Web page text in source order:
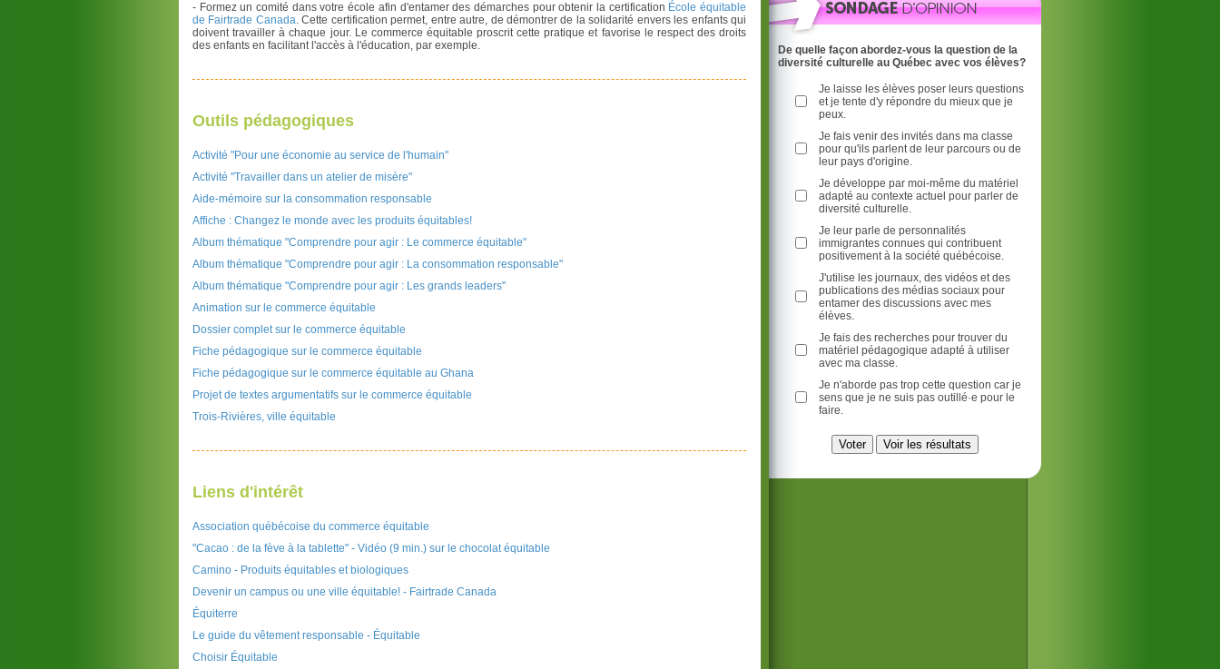
- Formez un comité dans votre école afin d'entamer des démarches pour obtenir la certification École équitable
de Fairtrade Canada. Cette certification permet, entre autre, de démontrer de la solidarité envers les enfants qui
doivent travailler à chaque jour. Le commerce équitable proscrit cette pratique et favorise le respect des droits
des enfants en facilitant l'accès à l'éducation, par exemple.
Outils pédagogiques
Activité "Pour une économie au service de l'humain"
Activité "Travailler dans un atelier de misère"
Aide-mémoire sur la consommation responsable
Affiche : Changez le monde avec les produits équitables!
Album thématique "Comprendre pour agir : Le commerce équitable"
Album thématique "Comprendre pour agir : La consommation responsable"
Album thématique "Comprendre pour agir : Les grands leaders"
Animation sur le commerce équitable
Dossier complet sur le commerce équitable
Fiche pédagogique sur le commerce équitable
Fiche pédagogique sur le commerce équitable au Ghana
Projet de textes argumentatifs sur le commerce équitable
Trois-Rivières, ville équitable
Liens d'intérêt
Association québécoise du commerce équitable
"Cacao : de la fève à la tablette" - Vidéo (9 min.) sur le chocolat équitable
Camino - Produits équitables et biologiques
Devenir un campus ou une ville équitable! - Fairtrade Canada
Équiterre
Le guide du vêtement responsable - Équitable
Choisir Équitable
De quelle façon abordez-vous la question de la
diversité culturelle au Québec avec vos élèves?
Je laisse les élèves poser leurs questions
et je tente d'y répondre du mieux que je
peux.
Je fais venir des invités dans ma classe
pour qu'ils parlent de leur parcours ou de
leur pays d'origine.
Je développe par moi-même du matériel
adapté au contexte actuel pour parler de
diversité culturelle.
Je leur parle de personnalités
immigrantes connues qui contribuent
positivement à la société québécoise.
J'utilise les journaux, des vidéos et des
publications des médias sociaux pour
entamer des discussions avec mes
élèves.
Je fais des recherches pour trouver du
matériel pédagogique adapté à utiliser
avec ma classe.
Je n'aborde pas trop cette question car je
sens que je ne suis pas outillé·e pour le
faire.